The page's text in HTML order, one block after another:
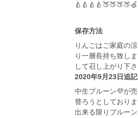
保存方法
りんごはご家庭の
り一層長持ち致し
して召し上がり下
2020年9月23日追記
中生プルーン💜が
替ろうとしておりま
出来る限りプルー